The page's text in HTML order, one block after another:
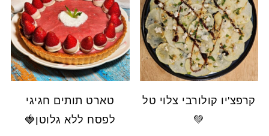
קרפצ'יו קולורבי צלוי טל
💚
טארט תותים חגיגי
לפסח ללא גלוטן🍓